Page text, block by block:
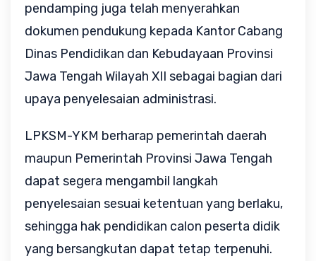
pendamping juga telah menyerahkan
dokumen pendukung kepada Kantor Cabang
Dinas Pendidikan dan Kebudayaan Provinsi
Jawa Tengah Wilayah XII sebagai bagian dari
upaya penyelesaian administrasi.
LPKSM-YKM berharap pemerintah daerah
maupun Pemerintah Provinsi Jawa Tengah
dapat segera mengambil langkah
penyelesaian sesuai ketentuan yang berlaku,
sehingga hak pendidikan calon peserta didik
yang bersangkutan dapat tetap terpenuhi.